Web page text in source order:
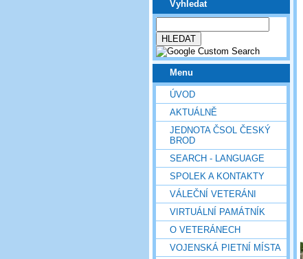
Vyhledat
Menu
ÚVOD
AKTUÁLNĚ
JEDNOTA ČSOL ČESKÝ
BROD
SEARCH - LANGUAGE
SPOLEK A KONTAKTY
VÁLEČNÍ VETERÁNI
VIRTUÁLNÍ PAMÁTNÍK
O VETERÁNECH
VOJENSKÁ PIETNÍ MÍSTA